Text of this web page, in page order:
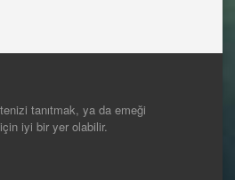
tanıtmak, ya da emeği
iyi bir yer olabilir.